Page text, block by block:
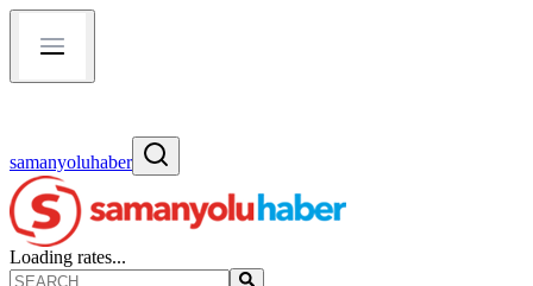
samanyoluhaber
Loading rates...